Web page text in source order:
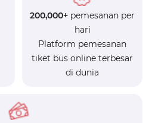
200,000+ pemesanan per
hari
Platform pemesanan
tiket bus online terbesar
di dunia